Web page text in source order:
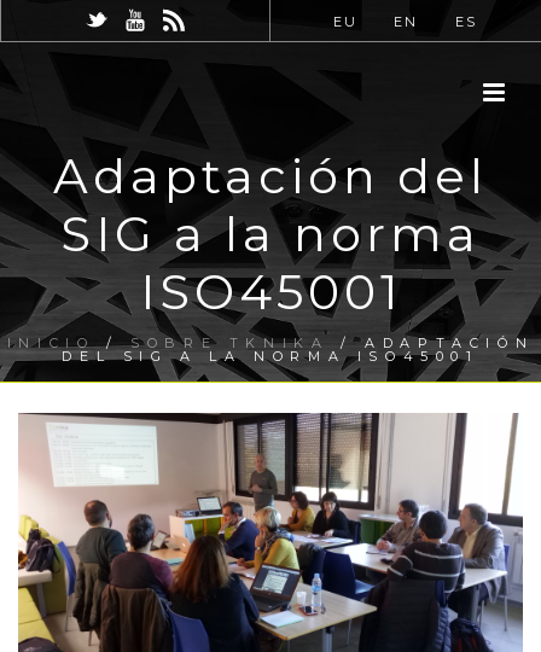
EU EN ES
Adaptación del
SIG a la norma
ISO45001
INICIO/SOBRE TKNIKA / ADAPTACIÓN
DEL SIG A LA NORMA ISO45001